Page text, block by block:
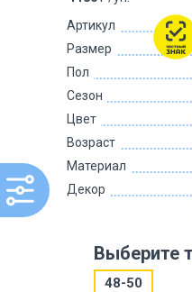
Артикул
Размер
Пол
Сезон
Цвет
Возраст
Материал
Декор
Выберите
48-50